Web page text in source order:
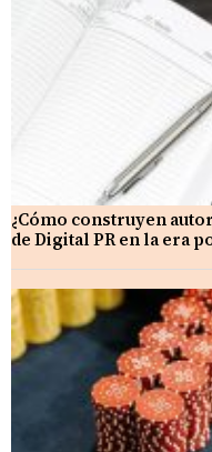
¿Cómo construyen
de Digital PR en la era